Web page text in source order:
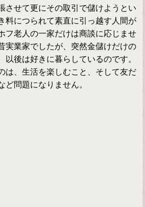
させて更にその取引で儲けようとい
料につられて素直に引っ越す人間が
フ老人の一家だけは商談に応じませ
実業家でしたが、突然金儲けだけの
以後は好きに暮らしているのです。
は、生活を楽しむこと、そして友だ
ど問題になりません。